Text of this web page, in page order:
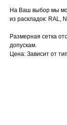
На Ваш выбор мы
из раскладок: RAL,
Размерная сетка
допускам.
Цена: Зависит от